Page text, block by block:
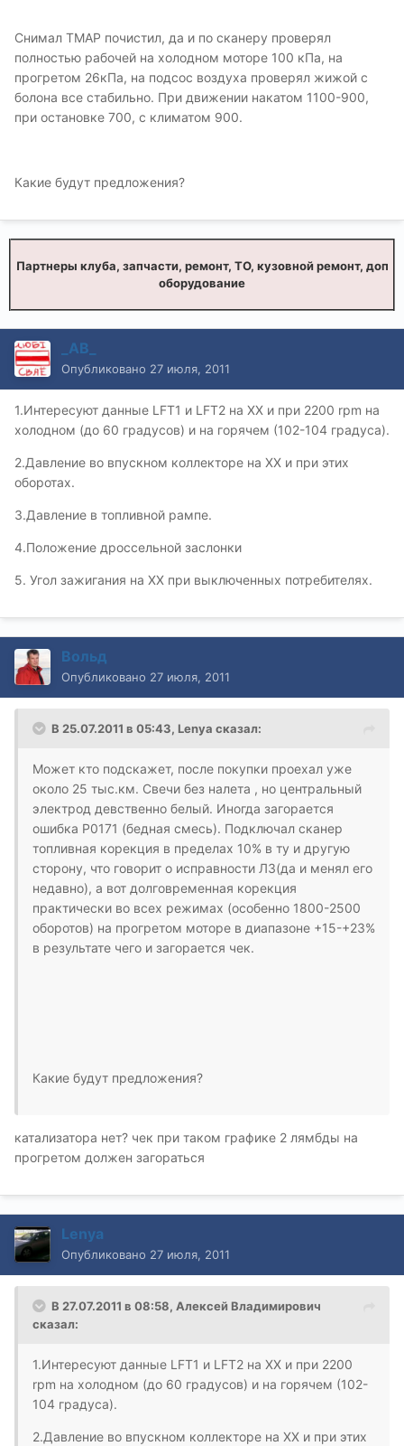
Снимал ТМАР почистил, да и по сканеру проверял
полностью рабочей на холодном моторе 100 кПа, на
прогретом 26кПа, на подсос воздуха проверял жижой с
болона все стабильно. При движении накатом 1100-900,
при остановке 700, с климатом 900.
Какие будут предложения?
Партнеры клуба, запчасти, ремонт, ТО, кузовной ремонт, доп
оборудование
_AB_
Опубликовано 27 июля, 2011
1.Интересуют данные LFT1 и LFT2 на ХХ и при 2200 rpm на
холодном (до 60 градусов) и на горячем (102-104 градуса).
2.Давление во впускном коллекторе на ХХ и при этих
оборотах.
3.Давление в топливной рампе.
4.Положение дроссельной заслонки
5. Угол зажигания на ХХ при выключенных потребителях.
Вольд
Опубликовано 27 июля, 2011
В 25.07.2011 в 05:43, Lenya сказал:
Может кто подскажет, после покупки проехал уже
около 25 тыс.км. Свечи без налета , но центральный
электрод девственно белый. Иногда загорается
ошибка Р0171 (бедная смесь). Подключал сканер
топливная корекция в пределах 10% в ту и другую
сторону, что говорит о исправности ЛЗ(да и менял его
недавно), а вот долговременная корекция
практически во всех режимах (особенно 1800-2500
оборотов) на прогретом моторе в диапазоне +15-+23%
в результате чего и загорается чек.
Какие будут предложения?
катализатора нет? чек при таком графике 2 лямбды на
прогретом должен загораться
Lenya
Опубликовано 27 июля, 2011
В 27.07.2011 в 08:58, Алексей Владимирович
сказал:
1.Интересуют данные LFT1 и LFT2 на ХХ и при 2200
rpm на холодном (до 60 градусов) и на горячем (102-
104 градуса).
2.Давление во впускном коллекторе на ХХ и при этих